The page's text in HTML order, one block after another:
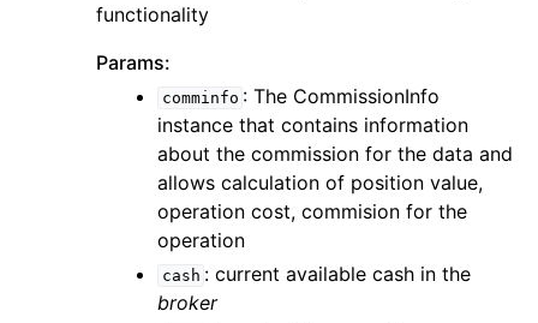
functionality
Params:
comminfo : The CommissionInfo
instance that contains information
about the commission for the data and
allows calculation of position value,
operation cost, commision for the
operation
cash : current available cash in the
broker